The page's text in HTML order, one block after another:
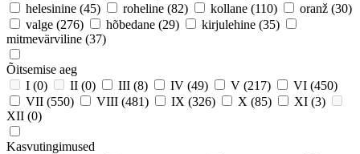
helesinine (45) roheline (82) kollane (110) oranž (30)
valge (276) hõbedane (29) kirjulehine (35)
mitmevärviline (37)
Õitsemise aeg
I (0) II (0) III (8) IV (49) V (217) VI (450)
VII (550) VIII (481) IX (326) X (85) XI (3)
XII (0)
Kasvutingimused